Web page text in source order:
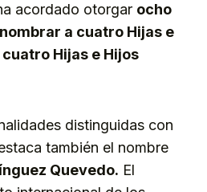
acordado otorgar ocho
a cuatro Hijas e
Hijas e Hijos
distinguidas con
también el nombre
Quevedo. El